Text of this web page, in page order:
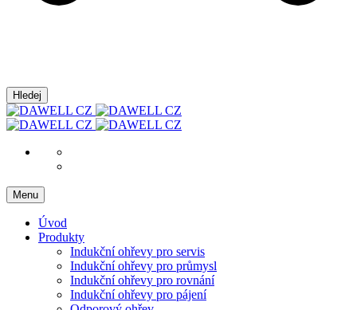
Hledej
Menu
Úvod
Produkty
Indukční ohřevy pro servis
Indukční ohřevy pro průmysl
Indukční ohřevy pro rovnání
Indukční ohřevy pro pájení